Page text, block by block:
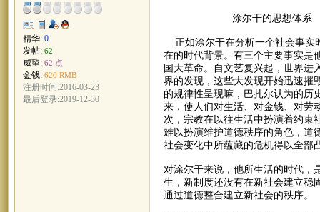
精华: 0
发帖: 62
威望: 62 点
金钱: 620 RMB
注册时间:2016-03-23
最后登录:2019-12-30
涂尔干的思想体系
正如涂尔干在分析一个社会事实
在的时代背景。有三个主要事实是
国大革命。自文艺复兴起，世界进
界的发现，这些大发现开始迅速摧
的规律性呈现嘛，巴扎尔认为的历
来，使人们对生活、对金钱、对劳
次，宗教在以往生活中扮演着约束
难以扮演维护道德秩序的角色，道
社会变化中所蕴藏的危机得以全部
对涂尔干来说，他所生活的时代，
生，新制度还没有在新社会建立稳
通过道德整合建立新社会的秩序。